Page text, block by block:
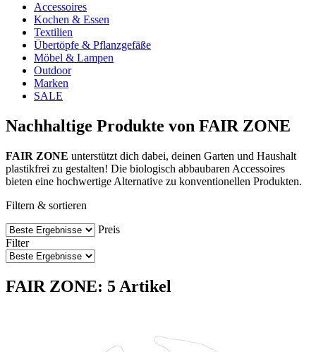
Accessoires
Kochen & Essen
Textilien
Übertöpfe & Pflanzgefäße
Möbel & Lampen
Outdoor
Marken
SALE
Nachhaltige Produkte von FAIR ZONE
FAIR ZONE unterstützt dich dabei, deinen Garten und Haushalt
plastikfrei zu gestalten! Die biologisch abbaubaren Accessoires
bieten eine hochwertige Alternative zu konventionellen Produkten.
Filtern & sortieren
Preis
Filter
FAIR ZONE: 5 Artikel